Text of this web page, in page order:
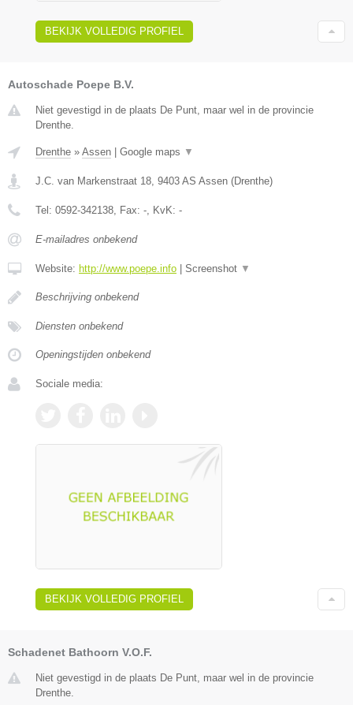
BEKIJK VOLLEDIG PROFIEL
Autoschade Poepe B.V.
Niet gevestigd in de plaats De Punt, maar wel in de provincie
Drenthe.
Drenthe » Assen Google maps ▼
J.C. van Markenstraat 18, 9403 AS Assen (Drenthe)
Tel: 0592-342138, Fax: -, KvK: -
E-mailadres onbekend
Website: http://www.poepe.info Screenshot ▼
Beschrijving onbekend
Diensten onbekend
Openingstijden onbekend
Sociale media:
BEKIJK VOLLEDIG PROFIEL
Schadenet Bathoorn V.O.F.
Niet gevestigd in de plaats De Punt, maar wel in de provincie
Drenthe.